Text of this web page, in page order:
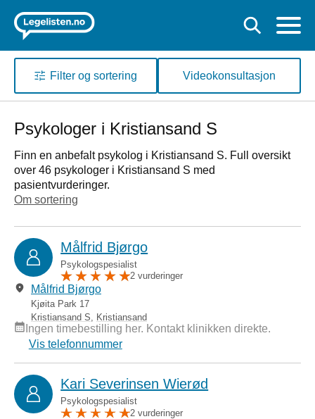
Filter og sortering Videokonsultasjon
Psykologer i Kristiansand S
Finn en anbefalt psykolog i Kristiansand S. Full oversikt
over 46 psykologer i Kristiansand S med
pasientvurderinger.
Om sortering
Målfrid Bjørgo
Psykologspesialist
2 vurderinger
Målfrid Bjørgo
Kjøita Park 17
Kristiansand S
Kristiansand
Ingen timebestilling her. Kontakt klinikken direkte.
Vis telefonnummer
Kari Severinsen Wierød
Psykologspesialist
2 vurderinger